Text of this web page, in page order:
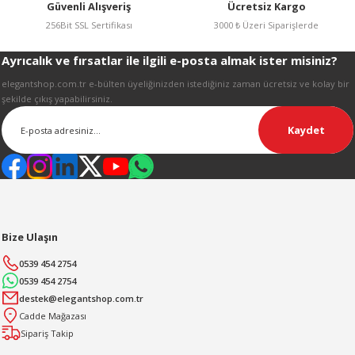
Gönder
Güvenli Alışveriş
256Bit SSL Sertifikası
Ücretsiz Kargo
3000 ₺ Üzeri Siparişlerde
Ayrıcalık ve fırsatlar ile ilgili e-posta almak ister misiniz?
elegantshop.com.tr e-bülten üyeliğinizden istediğiniz zaman ücretsiz ve kolay bir
şekilde çıkış yapabilirsiniz.
Kaydet
Bize Ulaşın
0539 454 2754
0539 454 2754
destek@elegantshop.com.tr
Cadde Mağazası
Sipariş Takip